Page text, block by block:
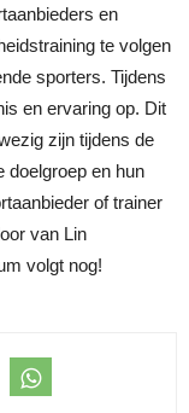
en
te volgen
sporters. Tijdens
en ervaring op. Dit
zijn tijdens de
doelgroep en hun
of trainer
van Lin
volgt nog!